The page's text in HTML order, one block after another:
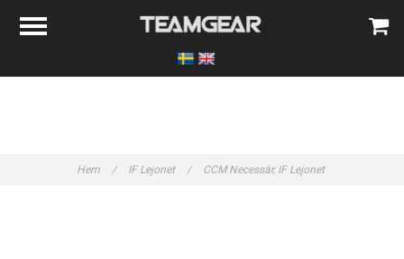
Hem / IF Lejonet / CCM Necessär, IF Lejonet